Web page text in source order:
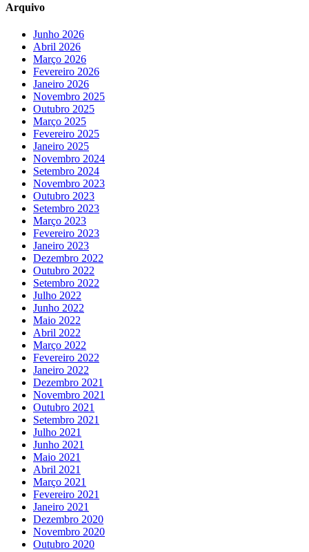
Arquivo
Junho 2026
Abril 2026
Março 2026
Fevereiro 2026
Janeiro 2026
Novembro 2025
Outubro 2025
Março 2025
Fevereiro 2025
Janeiro 2025
Novembro 2024
Setembro 2024
Novembro 2023
Outubro 2023
Setembro 2023
Março 2023
Fevereiro 2023
Janeiro 2023
Dezembro 2022
Outubro 2022
Setembro 2022
Julho 2022
Junho 2022
Maio 2022
Abril 2022
Março 2022
Fevereiro 2022
Janeiro 2022
Dezembro 2021
Novembro 2021
Outubro 2021
Setembro 2021
Julho 2021
Junho 2021
Maio 2021
Abril 2021
Março 2021
Fevereiro 2021
Janeiro 2021
Dezembro 2020
Novembro 2020
Outubro 2020